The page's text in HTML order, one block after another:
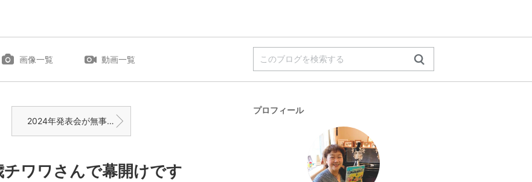
画像一覧 動画一覧
2024年発表会が無事終了しました
ワワさんで幕開けです
プロフィール